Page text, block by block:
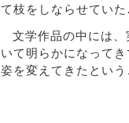
て枝をしならせてい
文学作品の中には
いて明らかになって
姿を変えてきたという